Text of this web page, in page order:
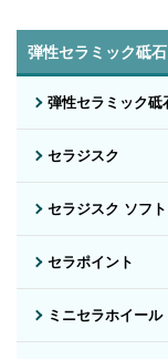
弾性セラミック砥石
弾性セラミック砥
セラジスク
セラジスク ソフト
セラポイント
ミニセラホイール